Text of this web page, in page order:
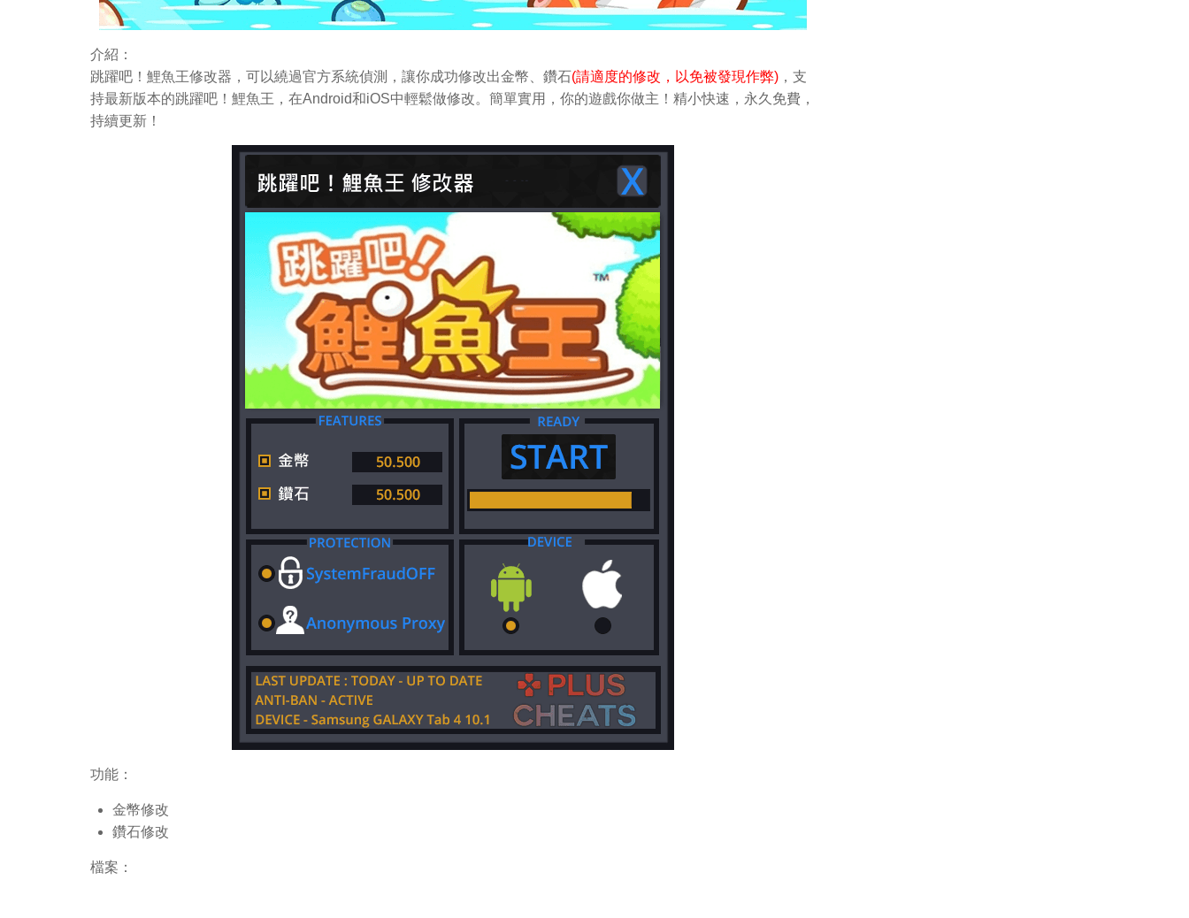
介紹：
跳躍吧！鯉魚王修改器，可以繞過官方系統偵測，讓你成功修改出金幣 、鑽石(請適度的修改，以免被發現作弊) ，支
持最新版本的跳躍吧！鯉魚王，在Android和iOS中輕鬆做修改。簡單實用，你的遊戲你做主！精小快速，永久免費，
持續更新！
功能：
金幣修改
鑽石修改
檔案：